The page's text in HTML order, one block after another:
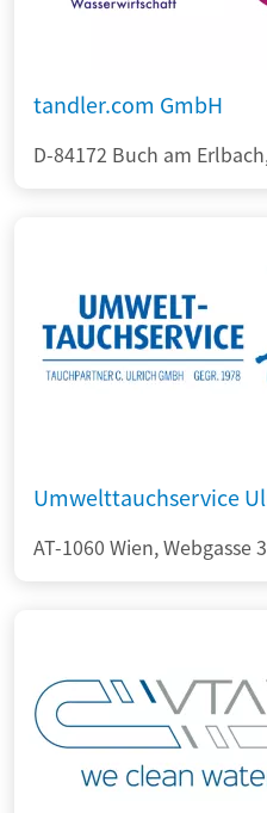
tandler.com GmbH
D-84172 Buch am
Umwelttauchservice
AT-1060 Wien, Webgasse